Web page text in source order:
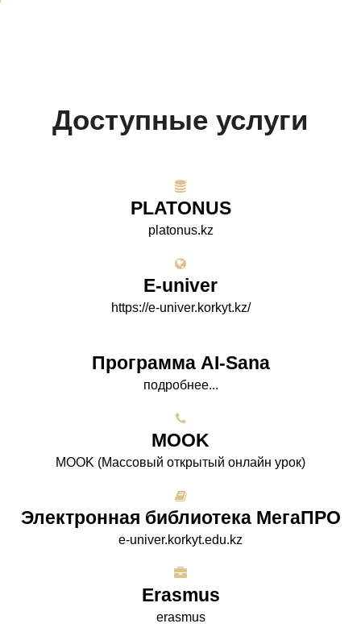
Доступные услуги
PLATONUS
platonus.kz
E-univer
https://e-univer.korkyt.kz/
Программа AI-Sana
подробнее...
МООK
МООK (Массовый открытый онлайн урок)
Электронная библиотека МегаПРО
e-univer.korkyt.edu.kz
Erasmus
erasmus